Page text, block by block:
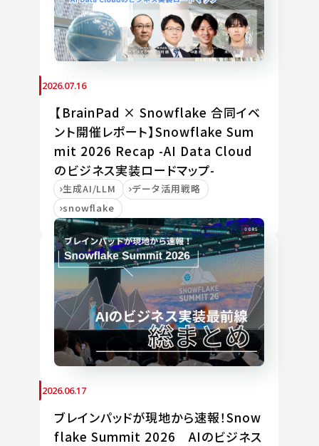
2026.07.16
【BrainPad × Snowflake 合同イベ
ント開催レポート】Snowflake Sum
mit 2026 Recap -AI Data Cloud
のビジネス実装ロードマップ-
生成AI/LLM
データ活用戦略
snowflake
2026.06.17
ブレインパッドが現地から速報！Snow
flake Summit 2026 AIのビジネス